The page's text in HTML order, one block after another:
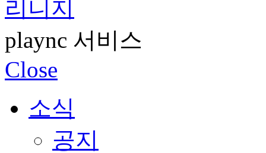
리니지
plaync 서비스
Close
소식
공지